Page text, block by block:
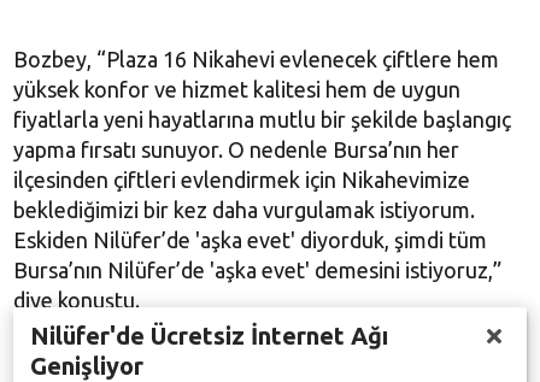
Bozbey, “Plaza 16 Nikahevi evlenecek çiftlere hem
yüksek konfor ve hizmet kalitesi hem de uygun
fiyatlarla yeni hayatlarına mutlu bir şekilde başlangıç
yapma fırsatı sunuyor. O nedenle Bursa’nın her
ilçesinden çiftleri evlendirmek için Nikahevimize
beklediğimizi bir kez daha vurgulamak istiyorum.
Eskiden Nilüfer’de 'aşka evet' diyorduk, şimdi tüm
Bursa’nın Nilüfer’de 'aşka evet' demesini istiyoruz,”
diye konuştu.
Nilüfer'de Ücretsiz İnternet Ağı
Genişliyor